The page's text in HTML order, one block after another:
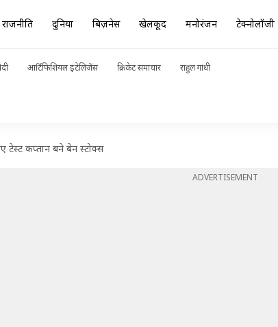
राजनीति दुनिया बिज़नेस खेलकूद मनोरंजन टेक्नोलॉजी
आर्टिफिशियल इंटेलिजेंस क्रिकेट समाचार राहुल गांधी
टेस्ट कप्तान बने बेन स्टोक्स
ADVERTISEMENT